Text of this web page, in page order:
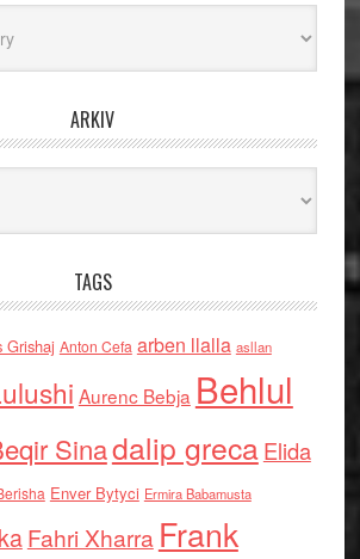
ARKIV
TAGS
Grishaj Anton Cefa arben llalla asllan
Aurenc Bebja Behlul
Sinadalip grecaElida
Enver Bytyci Ermira Babamusta
Fahri Xharra Frank